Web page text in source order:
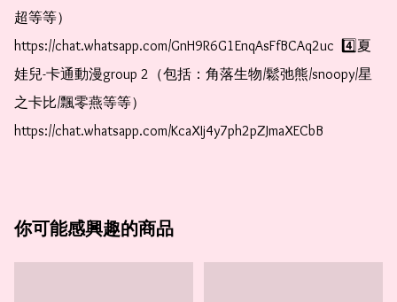
超等等）
https://chat.whatsapp.com/GnH9R6G1EnqAsFfBCAq2uc  4️⃣夏
娃兒-卡通動漫group 2（包括：角落生物/鬆弛熊/snoopy/星
之卡比/飄零燕等等）
https://chat.whatsapp.com/KcaXIj4y7ph2pZJmaXECbB
你可能感興趣的商品